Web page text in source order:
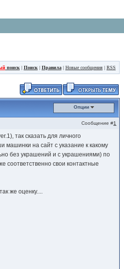
поиск| Поиск| Правила| Новые сообщения| RSS
Опции
Сообщение #1
так сказать для личного
машинки на сайт с указание к какому
без украшений и с украшениями) по
соответственно свои контактные
же оценку....